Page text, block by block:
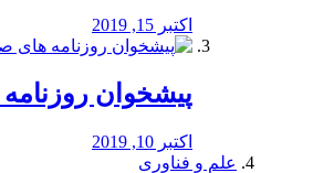
اکتبر 15, 2019
پیشخوان
اکتبر 10, 2019
علم و فناوری